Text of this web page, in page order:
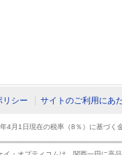
リシー サイトのご利用にあ
月1日現在の税率（8％）に基づく